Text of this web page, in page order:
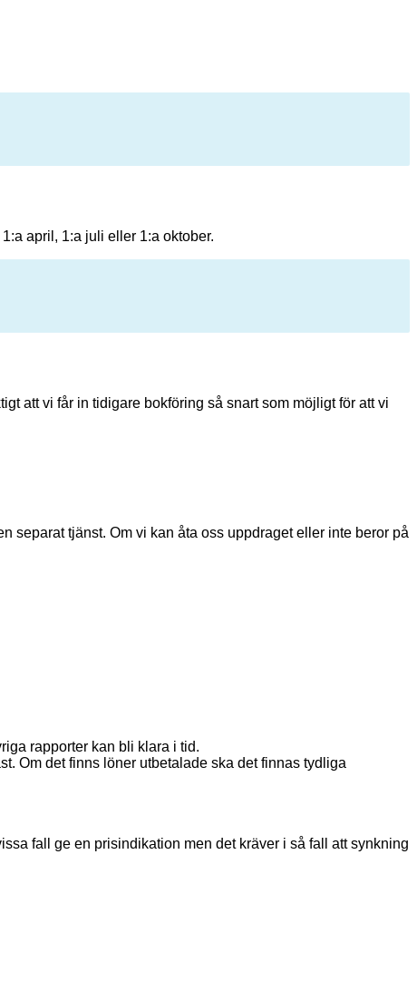
april, 1:a juli eller 1:a oktober.
att vi får in tidigare bokföring så snart som möjligt för att vi
separat tjänst. Om vi kan åta oss uppdraget eller inte beror på
rapporter kan bli klara i tid.
Om det finns löner utbetalade ska det finnas tydliga
fall ge en prisindikation men det kräver i så fall att synkning